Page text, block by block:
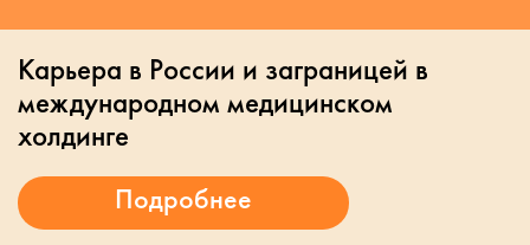
Карьера в России и заграницей в
международном медицинском
холдинге